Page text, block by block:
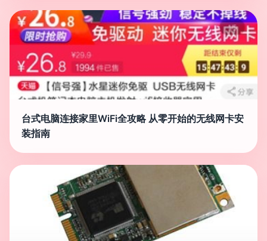
台式电脑连接家里WiFi全攻略 从零开始的无线网卡安
装指南